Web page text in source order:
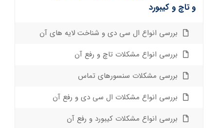
و تاچ و کیبورد
بررسی انواع ال سی دی و شناخت لایه های آن
بررسی انواع مشکلات تاچ و رفع آن
بررسی مشکلات سنسورهای تماس
بررسی انواع مشکلات ال سی دی و رفع آن
بررسی انواع مشکلات کیبورد و رفع آن